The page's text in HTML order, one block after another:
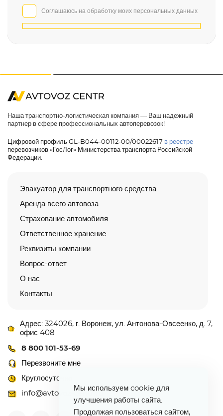
Соглашаюсь на обработку моих персональных данных
Наша транспортно-логистическая компания — Ваш надежный
партнер в сфере профессиональных автоперевозок!
Цифровой профиль GL-B044-00112-00/00022617 в реестре
перевозчиков «ГосЛог» Министерства транспорта Российской
Федерации.
Эвакуатор для транспортного средства
Аренда всего автовоза
Страхование автомобиля
Ответственное хранение
Реквизиты компании
Вопрос-ответ
О нас
Контакты
Адрес: 324026, г. Воронеж, ул. Антонова-Овсеенко, д. 7,
офис 408
8 800 101-53-69
Перезвоните мне
Круглосуточно
info@avtovoz-centr.ru
Мы используем cookie для
улучшения работы сайта.
Продолжая пользоваться сайтом,